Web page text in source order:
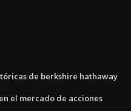
de berkshire hathaway
el mercado de acciones